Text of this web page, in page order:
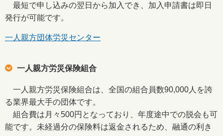
最短で申し込みの翌日から加入でき、加入申請書は即日
発行が可能です。
一人親方団体労災センター
一人親方労災保険組合
一人親方労災保険組合は、全国の組合員数90,000人を誇
る業界最大手の団体です。
組合費は月々500円となっており、年度途中での脱会も可
能です。未経過分の保険料は返金されるため、融通の利き